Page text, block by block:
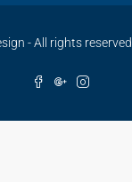
- All rights reserved